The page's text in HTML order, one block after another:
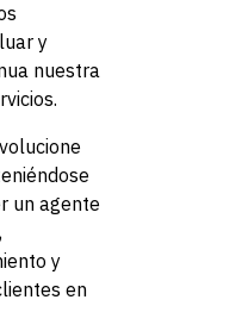
y
nuestra
un agente
y
en